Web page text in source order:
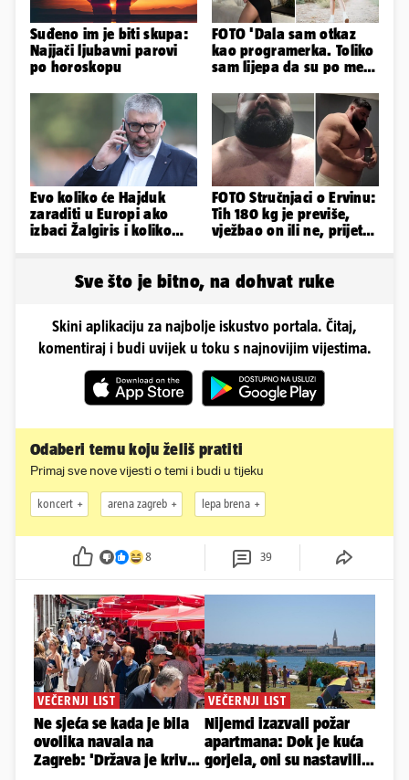
Suđeno im je biti skupa:
Najjači ljubavni parovi
po horoskopu
FOTO 'Dala sam otkaz
kao programerka. Toliko
sam lijepa da su po meni
Evo koliko će Hajduk
zaraditi u Europi ako
izbaci Žalgiris i koliko
FOTO Stručnjaci o Ervinu:
Tih 180 kg je previše,
vježbao on ili ne, prijete
Sve što je bitno, na dohvat ruke
Skini aplikaciju za najbolje iskustvo portala. Čitaj,
komentiraj i budi uvijek u toku s najnovijim vijestima.
Odaberi temu koju želiš pratiti
Primaj sve nove vijesti o temi i budi u tijeku
koncert arena zagreb lepa brena
8 39